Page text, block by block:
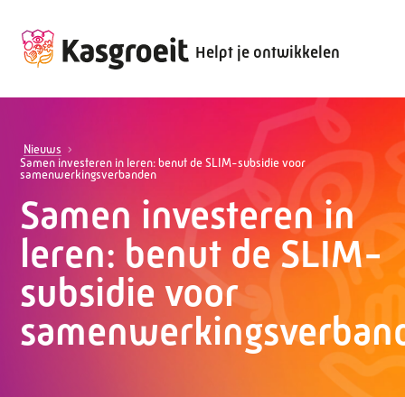
Helpt je ontwikkelen
Nieuws
Samen investeren in leren: benut de SLIM-subsidie voor
samenwerkingsverbanden
Samen investeren in
leren: benut de SLIM-
subsidie voor